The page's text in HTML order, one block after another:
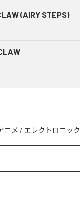
(AIRY STEPS)
ニメ / エレクトロニック